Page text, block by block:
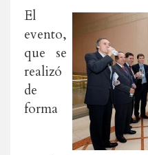
El
evento,
que se
realizó
de
forma